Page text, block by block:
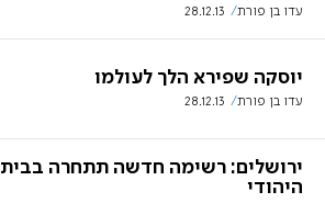
עדו בן פורת 28.12.13
יוסקה שפירא הלך לעולמו
עדו בן פורת 28.12.13
ירושלים: רשימה חדשה תתחרה בבית
היהודי